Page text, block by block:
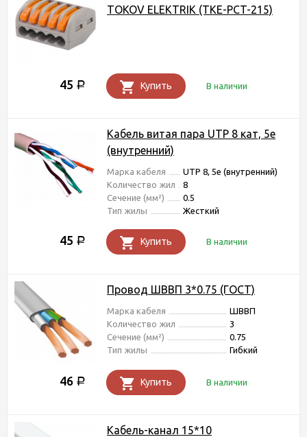
ТОКОV ELEKTRIK (TKE-PCT-215)
45 Р Купить В наличии
Кабель витая пара UTP 8 кат, 5е
(внутренний)
Марка кабеля
UTP 8, 5e (внутренний)
Количество жил
8
Сечение (мм²)
0.5
Тип жилы
Жесткий
45 Р Купить В наличии
Провод ШВВП 3*0.75 (ГОСТ)
Марка кабеля
ШВВП
Количество жил
3
Сечение (мм²)
0.75
Тип жилы
Гибкий
46 Р Купить В наличии
Кабель-канал 15*10